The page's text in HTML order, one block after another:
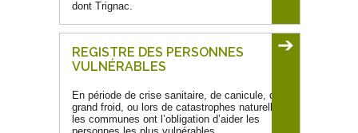
dont Trignac.
REGISTRE DES PERSONNES
VULNÉRABLES
En période de crise sanitaire, de canicule, de
grand froid, ou lors de catastrophes naturelles,
les communes ont l’obligation d’aider les
➔